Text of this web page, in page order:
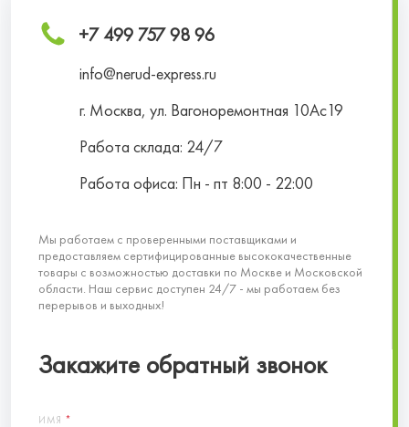
+7 499 757 98 96
info@nerud-express.ru
г. Москва, ул. Вагоноремонтная 10Ас19
Работа склада: 24/7
Работа офиса: Пн - пт 8:00 - 22:00
Мы работаем с проверенными поставщиками и
предоставляем сертифицированные высококачественные
товары с возможностью доставки по Москве и Московской
области. Наш сервис доступен 24/7 - мы работаем без
перерывов и выходных!
Закажите обратный звонок
ИМЯ *